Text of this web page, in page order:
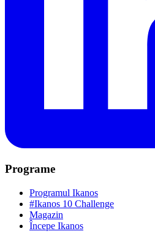
Programe
Programul Ikanos
#Ikanos 10 Challenge
Magazin
Începe Ikanos